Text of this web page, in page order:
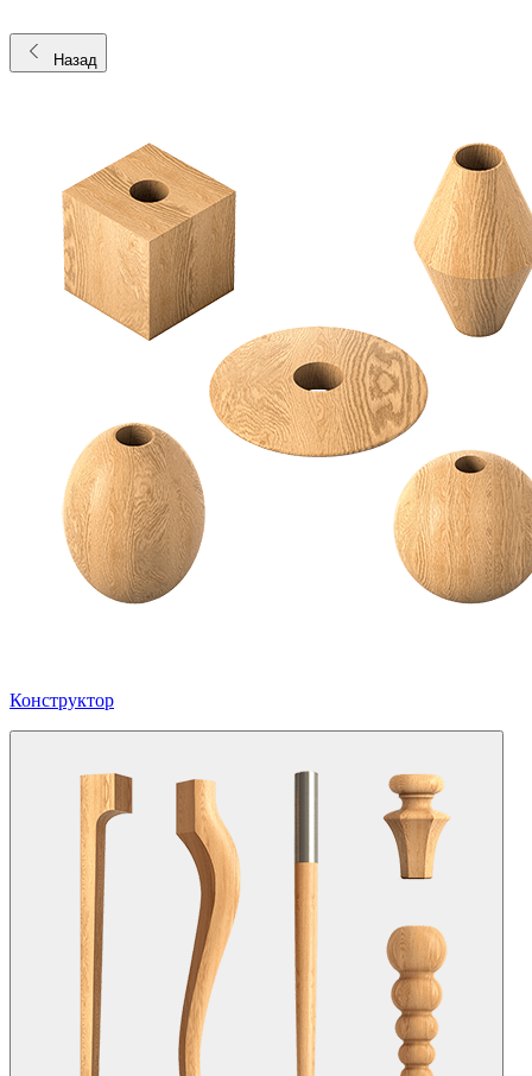
Назад
Конструктор